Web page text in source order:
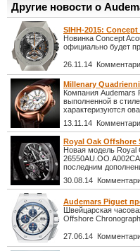
Другие новости о
SIHH-2015:
Новинка Concept
официально будет
26.11.14
Millenary
Компания Audemars
выполненной в
характеризуются
13.11.14
Royal Oak
Новая модель Royal
последним
30.08.14
Audemars Piguet
Швейцарская
Offshore Chronograph.
27.06.14